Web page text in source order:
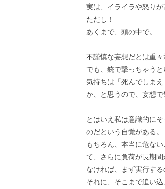
実は、イライラや怒り
ただし！
あくまで、頭の中で。
不謹慎な妄想だとは重々
でも、銃で撃っちゃう
気持ちは「死んでしま
か、と思うので、妄想で
とはいえ私は意識的に
のだという自覚がある。
もちろん、本当に危な
て、さらに負荷が長期
なければ、まず実行す
それに、そこまで追い